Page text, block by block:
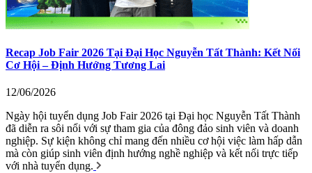
Recap Job Fair 2026 Tại Đại Học Nguyễn Tất Thành: Kết Nối
Cơ Hội – Định Hướng Tương Lai
12/06/2026
Ngày hội tuyển dụng Job Fair 2026 tại Đại học Nguyễn Tất Thành
đã diễn ra sôi nổi với sự tham gia của đông đảo sinh viên và doanh
nghiệp. Sự kiện không chỉ mang đến nhiều cơ hội việc làm hấp dẫn
mà còn giúp sinh viên định hướng nghề nghiệp và kết nối trực tiếp
với nhà tuyển dụng.